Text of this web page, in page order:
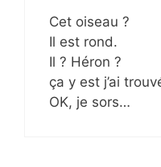
Cet oiseau ?
Il est rond.
Il ? Héron ?
ça y est j’ai
OK, je sors…